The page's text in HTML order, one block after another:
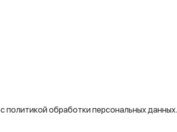
политикой обработки персональных данных.